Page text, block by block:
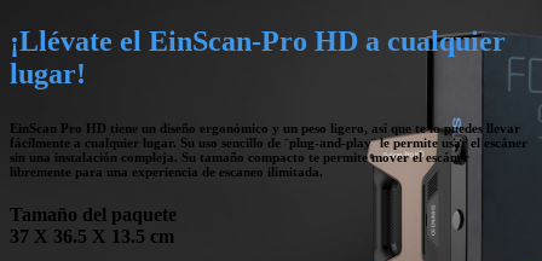
¡Llévate el EinScan-Pro HD a cualquier
lugar!
EinScan Pro HD tiene un diseño ergonómico y un peso ligero, así que te lo puedes llevar
fácilmente a cualquier lugar. Su uso sencillo de ¨plug-and-play¨ le permite usar el escáner
sin una instalación compleja. Su tamaño compacto te permite mover el escáner
libremente para una experiencia de escaneo ilimitada.
Tamaño del paquete
37X 36.5 X 13.5 cm